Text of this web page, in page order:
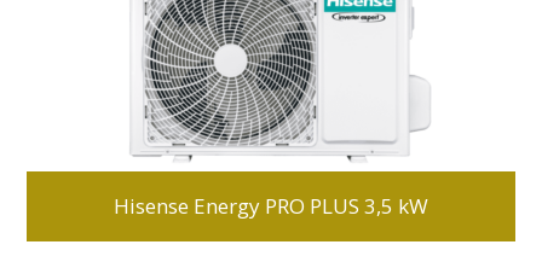
Hisense Energy PRO PLUS 3,5 kW